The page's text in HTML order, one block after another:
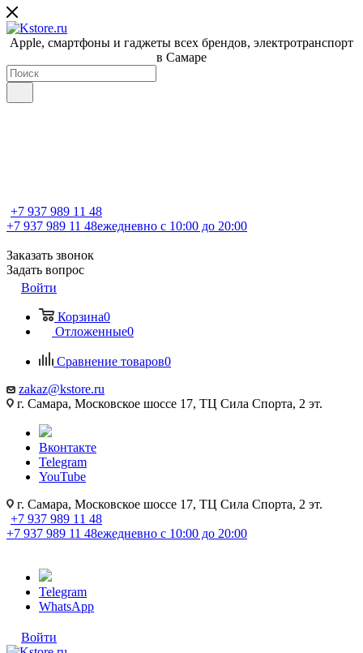
Apple, cмартфоны и гаджеты всех брендов, электротранспорт
в Самаре
+7 937 989 11 48
+7 937 989 11 48ежедневно с 10:00 до 20:00
Заказать звонок
Задать вопрос
Войти
Корзина0
Отложенные0
Сравнение товаров0
zakaz@kstore.ru
г. Самара, Московское шоссе 17, ТЦ Сила Спорта, 2 эт.
Вконтакте
Telegram
YouTube
г. Самара, Московское шоссе 17, ТЦ Сила Спорта, 2 эт.
+7 937 989 11 48
+7 937 989 11 48ежедневно с 10:00 до 20:00
Telegram
WhatsApp
Войти